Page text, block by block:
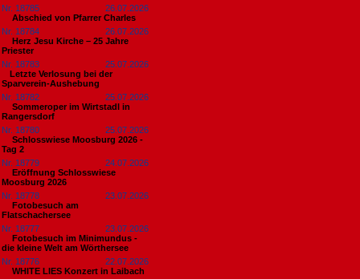
Nr. 18785
26.07.2026
Abschied von Pfarrer Charles
Nr. 18784
26.07.2026
Herz Jesu Kirche – 25 Jahre
Priester
Nr. 18783
25.07.2026
​Letzte Verlosung bei der
Sparverein-Aushebung
Nr. 18782
25.07.2026
Sommeroper im Wirtstadl in
Rangersdorf
Nr. 18780
25.07.2026
Schlosswiese Moosburg 2026 -
Tag 2
Nr. 18779
24.07.2026
Eröffnung Schlosswiese
Moosburg 2026
Nr. 18778
23.07.2026
Fotobesuch am
Flatschachersee
Nr. 18777
23.07.2026
Fotobesuch im Minimundus -
die kleine Welt am Wörthersee
Nr. 18776
22.07.2026
WHITE LIES Konzert in Laibach